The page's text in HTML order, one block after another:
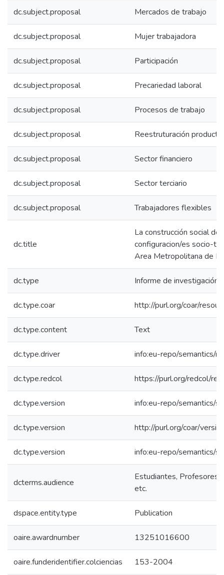
dc.subject.proposal Mercados de trabajo
dc.subject.proposal Mujer trabajadora
dc.subject.proposal Participación
dc.subject.proposal Precariedad laboral
dc.subject.proposal Procesos de trabajo
dc.subject.proposal Reestruturación
dc.subject.proposal Sector financiero
dc.subject.proposal Sector terciario
dc.subject.proposal Trabajadores flexibles
dc.title
La construcción social
configuracion/es socio-
Area Metropolitana de
dc.type Informe de investigación
dc.type.coar http://purl.org/coar/
dc.type.content Text
dc.type.driver info:eu-repo/semantics/
dc.type.redcol https://purl.org/redcol/
dc.type.version info:eu-repo/semantics/
dc.type.version http://purl.org/coar/
dc.type.version info:eu-repo/semantics/
dcterms.audience
Estudiantes, Profesores,
etc.
dspace.entity.type Publication
oaire.awardnumber 13251016600
oaire.funderidentifier.colciencias 153-2004